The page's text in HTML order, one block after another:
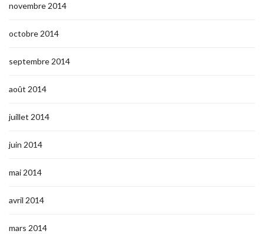
novembre 2014
octobre 2014
septembre 2014
août 2014
juillet 2014
juin 2014
mai 2014
avril 2014
mars 2014